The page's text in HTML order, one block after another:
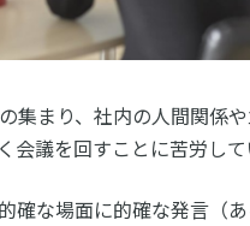
集まり、社内の人間関係
議を回すことに苦労して
確な場面に的確な発言（